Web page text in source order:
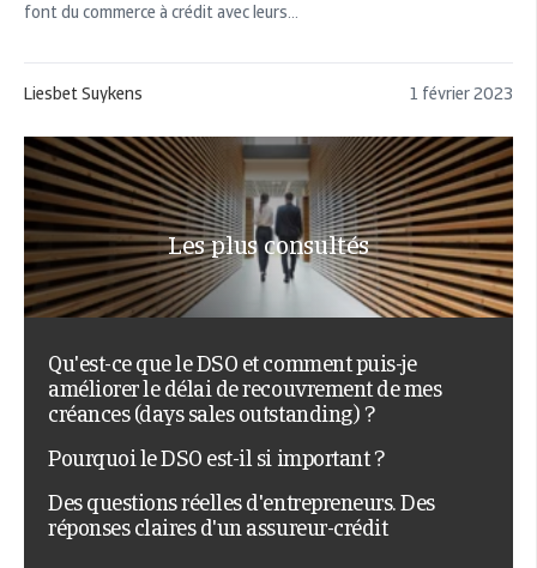
font du commerce à crédit avec leurs...
Liesbet Suykens 1 février 2023
Les plus consultés
Qu'est-ce que le DSO et comment puis-je
améliorer le délai de recouvrement de mes
créances (days sales outstanding) ?
Pourquoi le DSO est-il si important ?
Des questions réelles d'entrepreneurs. Des
réponses claires d'un assureur-crédit